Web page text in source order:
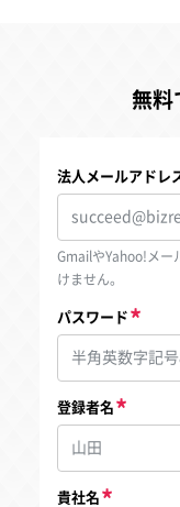
無料
法人メールアドレ
GmailやYahoo!メー
けません。
パスワード
登録者名
貴社名